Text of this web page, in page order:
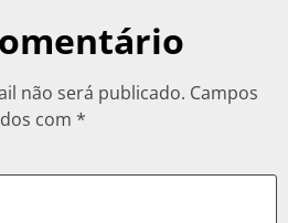
não será publicado. Campos
com *